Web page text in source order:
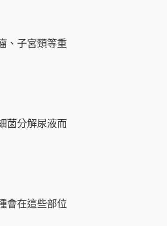
、子宮頸等重
菌分解尿液而
會在這些部位